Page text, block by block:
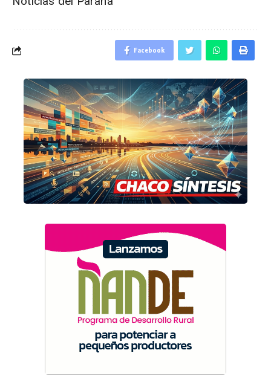
Facebook